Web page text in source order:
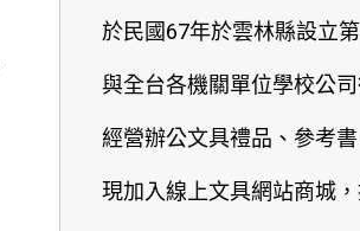
於民國67年於雲林縣設立
與全台各機關單位學校公
經營辦公文具禮品、參考
現加入線上文具網站商城